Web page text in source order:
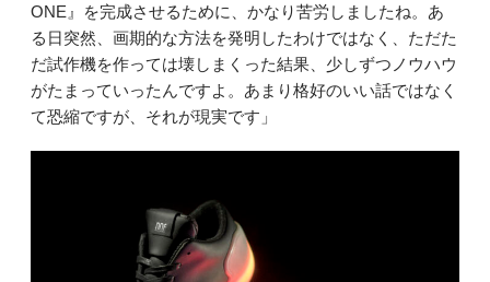
ONE』を完成させるために、かなり苦労しましたね。あ
る日突然、画期的な方法を発明したわけではなく、ただた
だ試作機を作っては壊しまくった結果、少しずつノウハウ
がたまっていったんですよ。あまり格好のいい話ではなく
て恐縮ですが、それが現実です」